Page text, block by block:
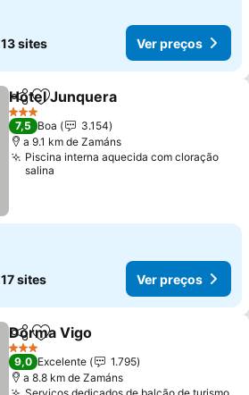
13 sites Ver preços
PartilharAdicionar aos favoritos
Hotel Junquera
3 Estrelas
7,5 Boa
3.154
a 9.1 km de Zamáns
Piscina interna aquecida com cloração
salina
17 sites Ver preços
PartilharAdicionar aos favoritos
Dorma Vigo
3 Estrelas
9,0 Excelente
1.795
a 8.8 km de Zamáns